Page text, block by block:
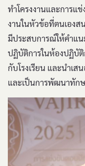
ทำโครงงานและการแ
งานในหัวข้อที่ตนเองส
มีประสบการณ์ให้คำแน
ปฏิบัติการในห้องปฏิบั
กับโรงเรียน และนำเ
และเป็นการพัฒนาทัก